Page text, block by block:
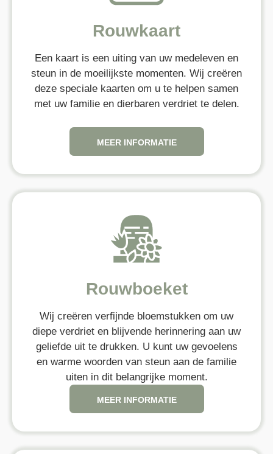
Rouwkaart
Een kaart is een uiting van uw medeleven en
steun in de moeilijkste momenten. Wij creëren
deze speciale kaarten om u te helpen samen
met uw familie en dierbaren verdriet te delen.
MEER INFORMATIE
Rouwboeket
Wij creëren verfijnde bloemstukken om uw
diepe verdriet en blijvende herinnering aan uw
geliefde uit te drukken. U kunt uw gevoelens
en warme woorden van steun aan de familie
uiten in dit belangrijke moment.
MEER INFORMATIE